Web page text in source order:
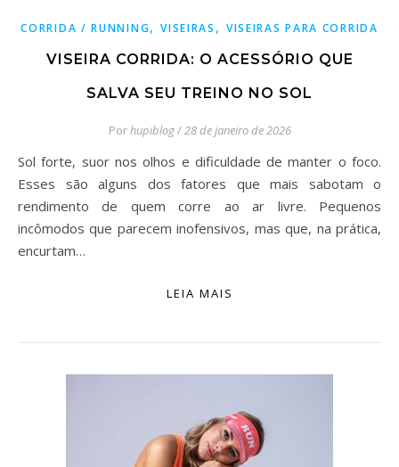
CORRIDA / RUNNING,VISEIRAS , VISEIRAS PARA CORRIDA
VISEIRA CORRIDA: O ACESSÓRIO QUE
SALVA SEU TREINO NO SOL
Porhupiblog/28 de janeiro de 2026
Sol forte, suor nos olhos e dificuldade de manter o foco.
Esses são alguns dos fatores que mais sabotam o
rendimento de quem corre ao ar livre. Pequenos
incômodos que parecem inofensivos, mas que, na prática,
encurtam…
LEIA MAIS